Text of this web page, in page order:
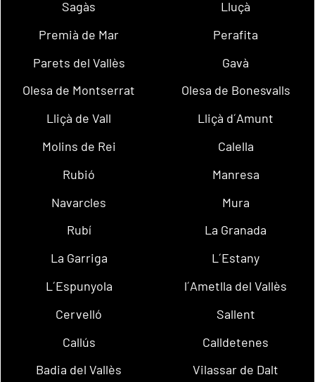
Sagàs
Lluçà
Premià de Mar
Perafita
Parets del Vallès
Gavà
Olesa de Montserrat
Olesa de Bonesvalls
Lliçà de Vall
Lliçà d´Amunt
Molins de Rei
Calella
Rubió
Manresa
Navarcles
Mura
Rubí
La Granada
La Garriga
L´Estany
L´Espunyola
l´Ametlla del Vallès
Cervelló
Sallent
Callús
Calldetenes
Badia del Vallès
Vilassar de Dalt